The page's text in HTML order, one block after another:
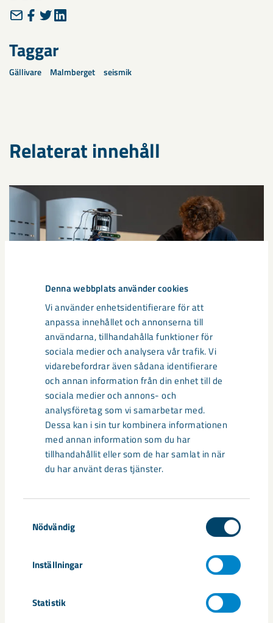
Denna webbplats använder cookies
Vi använder enhetsidentifierare för att
anpassa innehållet och annonserna till
användarna, tillhandahålla funktioner för
sociala medier och analysera vår trafik. Vi
vidarebefordrar även sådana identifierare
och annan information från din enhet till de
sociala medier och annons- och
analysföretag som vi samarbetar med.
Dessa kan i sin tur kombinera informationen
med annan information som du har
tillhandahållit eller som de har samlat in när
du har använt deras tjänster.
Nödvändig
Inställningar
Statistik
Taggar
Gällivare Malmberget seismik
Relaterat innehåll
Så kan humanoida robotar öka
säkerheten i framtidens gruva
Utvecklingen av humanoida robotar, människoliknande
robotar med armar och ben, går snabbt. I takt med att
tekniken blir alltmer avancerad ...
Nytt sovringsverk växer fram
Nu syns det hur LKAB:s nya sovringsverk successivt tar form.
Anläggningen kommer att ersätta det befintliga verket från